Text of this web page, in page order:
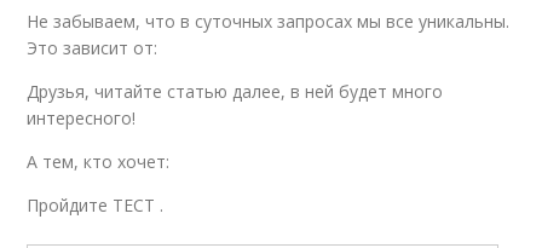
Не забываем, что в суточных запросах мы все уникальны.
Это зависит от:
Друзья, читайте статью далее, в ней будет много
интересного!
А тем, кто хочет:
Пройдите ТЕСТ .